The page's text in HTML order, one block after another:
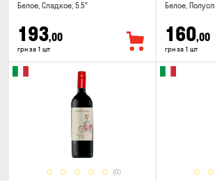
Белое, Сладкое, 5.5°
193,00
грн за 1 шт
Белое,
160,00
грн за 1 шт
(0)